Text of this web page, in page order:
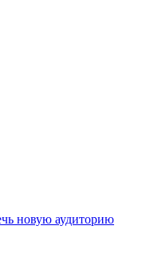
новую аудиторию